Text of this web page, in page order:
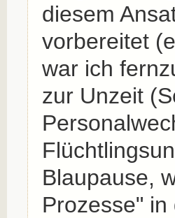
diesem
vorbereitet
war ich
zur Unzeit
Blaupause,
Prozesse"